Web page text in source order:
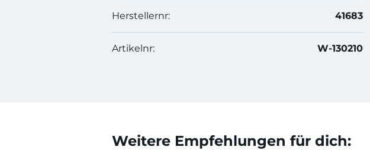
Herstellernr: 41683
Artikelnr: W-130210
Weitere Empfehlungen für dich: